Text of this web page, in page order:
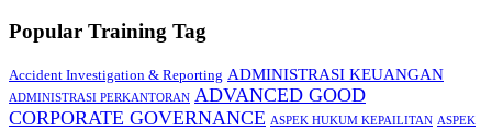
Popular Training Tag
Accident Investigation & Reporting ADMINISTRASI KEUANGAN
ADMINISTRASI PERKANTORAN ADVANCED GOOD
CORPORATE GOVERNANCE ASPEK HUKUM KEPAILITAN ASPEK